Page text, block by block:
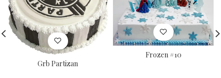
Grb Partizan
Frozen #10